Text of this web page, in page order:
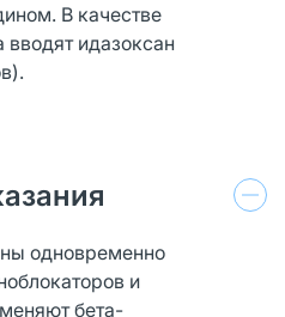
В качестве
вводят идазоксан
одновременно
и
бета-